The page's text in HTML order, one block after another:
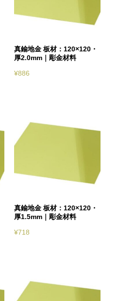
真鍮地金 板材：120×120・
厚2.0mm｜彫金材料
¥886
真鍮地金 板材：120×120・
厚1.5mm｜彫金材料
¥718